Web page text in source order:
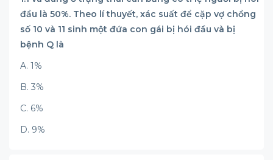
đầu là 50%. Theo lí thuyết, xác suất để cặp vợ chồng
số 10 và 11 sinh một đứa con gái bị hói đầu và bị
bệnh Q là
A. 1%
B. 3%
C. 6%
D. 9%